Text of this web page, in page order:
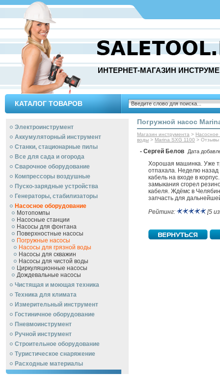
ИНТЕРНЕТ-МАГАЗИН
КАТАЛОГ ТОВАРОВ
Электроинструмент
Аккумуляторный инструмент
Станки, стационарные пилы
Все для сада и огорода
Сварочное оборудование
Компрессоры воздушные
Пуско-зарядные устройства
Генераторы, стабилизаторы
Насосное оборудование
Мотопомпы
Насосные станции
Насосы для фонтана
Поверхностные насосы
Погружные насосы
Насосы для грязной воды
Насосы для скважин
Насосы для чистой воды
Циркуляционные насосы
Дождевальные насосы
Чистящая и моющая техника
Техника для климата
Измерительный инструмент
Гостиничное оборудование
Пневмоинструмент
Ручной инcтрумент
Строительное оборудование
Туристическое снаряжение
Расходные материалы
Погружной насос
Магазин инструмента > Насосное
воды > Marina SXG 1100 > Отзывы
- Сергей Белов Дата
Хорошая машинка. Уже
отпахала. Неделю назад
кабель на входе в
замыкания сгорел
кабеля. Ждёмс в
запчасть для
Рейтинг:
[5